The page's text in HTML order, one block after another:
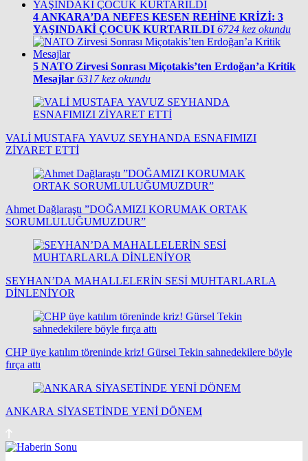
4 ANKARA’DA NEFES KESEN REHİNE KRİZİ: 3
YAŞINDAKİ ÇOCUK KURTARILDI 6724 kez okundu
5 NATO Zirvesi Sonrası Miçotakis’ten Erdoğan’a Kritik
Mesajlar 6317 kez okundu
VALİ MUSTAFA YAVUZ SEYHANDA ESNAFIMIZI
ZİYARET ETTİ
Ahmet Dağlaraştı ”DOĞAMIZI KORUMAK ORTAK
SORUMLULUĞUMUZDUR”
SEYHAN’DA MAHALLELERİN SESİ MUHTARLARLA
DİNLENİYOR
CHP üye katılım töreninde kriz! Gürsel Tekin sahnedekilere böyle
fırça attı
ANKARA SİYASETİNDE YENİ DÖNEM